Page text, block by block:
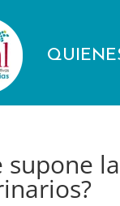
supone